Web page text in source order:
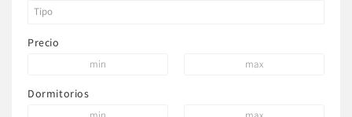
Precio
Dormitorios